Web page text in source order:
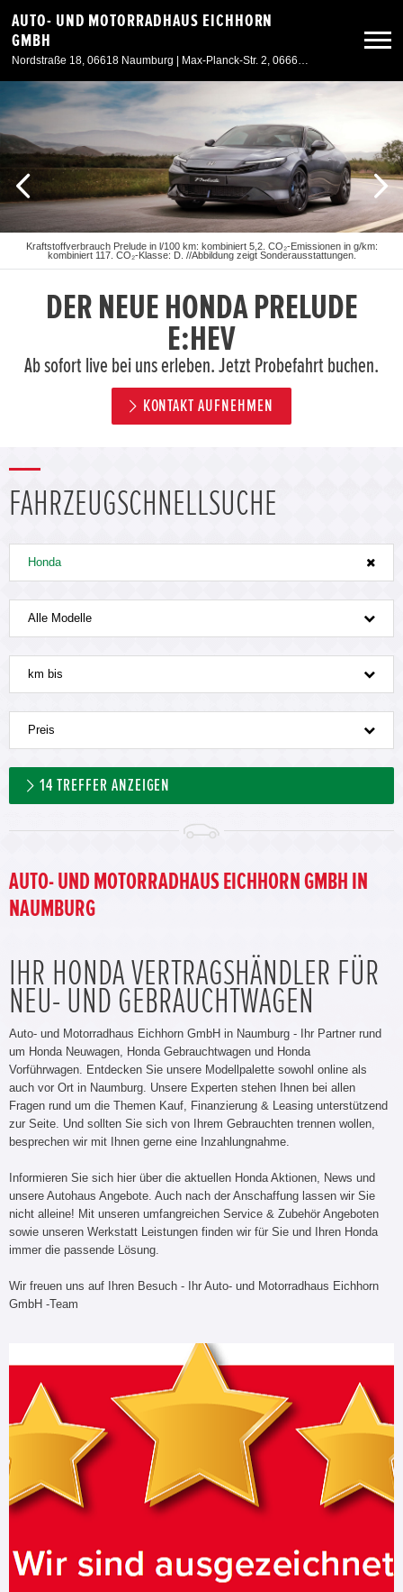
AUTO- UND MOTORRADHAUS EICHHORN
GMBH
Nordstraße 18, 06618 Naumburg | Max-Planck-Str. 2, 06667 Weißenfels
Neuwagen
Gebrauchtwagen
Angebote
Service & Zubehör
Kraftstoffverbrauch Prelude in l/100 km: kombiniert 5,2. CO₂-Emissionen in g/km:
kombiniert 117. CO₂-Klasse: D. //Abbildung zeigt Sonderausstattungen.
DER NEUE HONDA PRELUDE
E:HEV
Ab sofort live bei uns erleben. Jetzt Probefahrt buchen.
KONTAKT AUFNEHMEN
FAHRZEUGSCHNELLSUCHE
Honda
Alle Modelle
km bis
Preis
14 TREFFER ANZEIGEN
AUTO- UND MOTORRADHAUS EICHHORN GMBH IN
NAUMBURG
IHR HONDA VERTRAGSHÄNDLER FÜR
NEU- UND GEBRAUCHTWAGEN
Auto- und Motorradhaus Eichhorn GmbH in Naumburg - Ihr Partner rund
um Honda Neuwagen, Honda Gebrauchtwagen und Honda
Vorführwagen. Entdecken Sie unsere Modellpalette sowohl online als
auch vor Ort in Naumburg. Unsere Experten stehen Ihnen bei allen
Fragen rund um die Themen Kauf, Finanzierung & Leasing unterstützend
zur Seite. Und sollten Sie sich von Ihrem Gebrauchten trennen wollen,
besprechen wir mit Ihnen gerne eine Inzahlungnahme.
Informieren Sie sich hier über die aktuellen Honda Aktionen, News und
unsere Autohaus Angebote. Auch nach der Anschaffung lassen wir Sie
nicht alleine! Mit unseren umfangreichen Service & Zubehör Angeboten
sowie unseren Werkstatt Leistungen finden wir für Sie und Ihren Honda
immer die passende Lösung.
Wir freuen uns auf Ihren Besuch - Ihr Auto- und Motorradhaus Eichhorn
GmbH -Team